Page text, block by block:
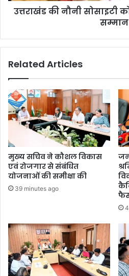
उत्तराखंड की नौनी सोसाइटी
सम्मान
Related Articles
मुख्य सचिव ने कौशल विकास
एवं रोजगार से संबंधित
योजनाओं की समीक्षा की
39 minutes ago